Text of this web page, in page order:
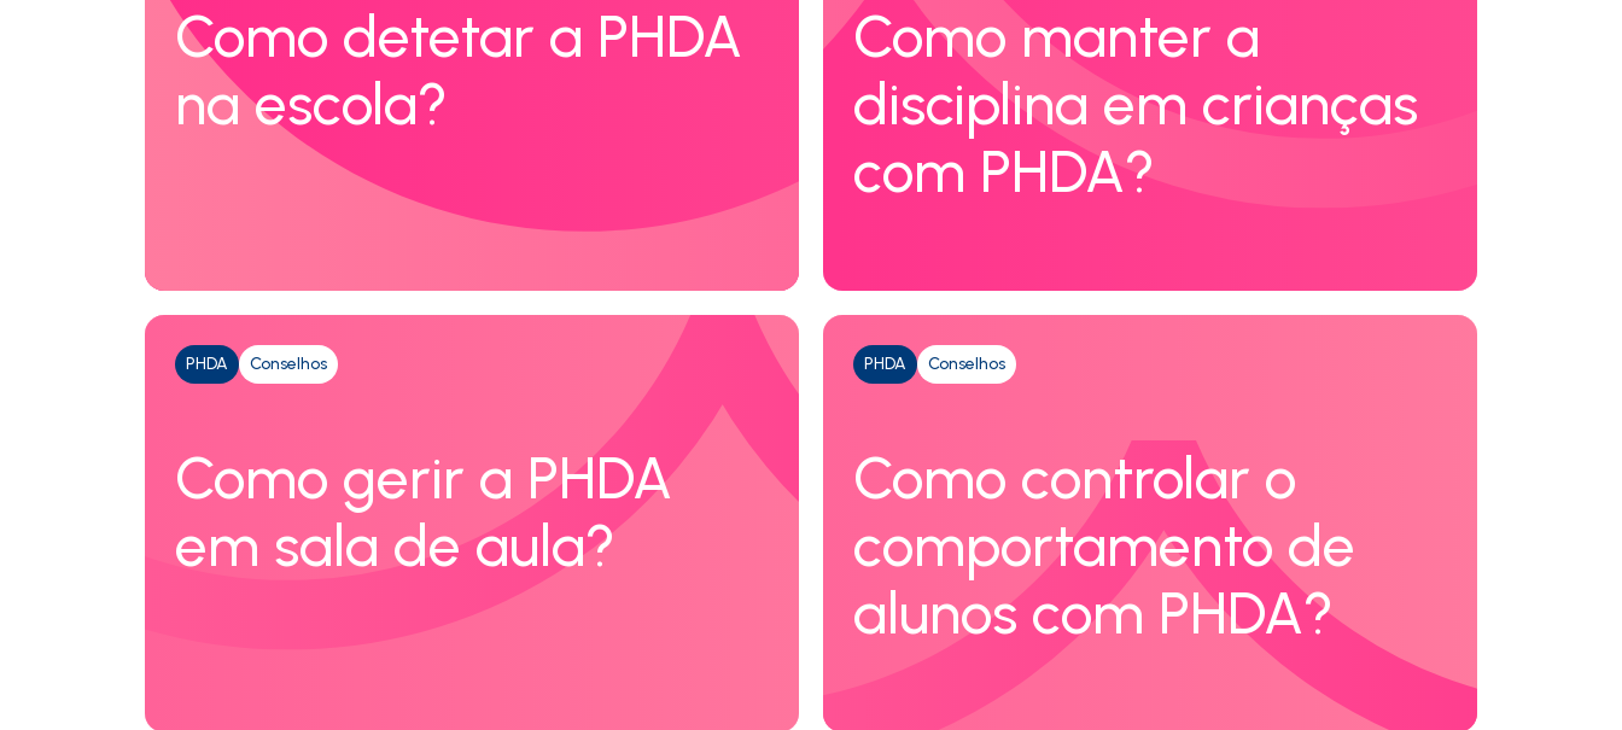
Como detetar a PHDA
na escola?
Como manter a
disciplina em crianças
com PHDA?
PHDA Conselhos
Como gerir a PHDA
em sala de aula?
PHDA Conselhos
Como controlar o
comportamento de
alunos com PHDA?